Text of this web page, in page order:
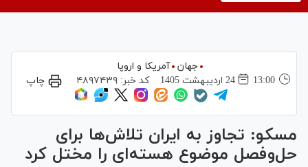
جهان
آمریکا و اروپا
13:00
24 ارديبهشت 1405 کد خبر: ۴۸۹۷۴۳۹ چاپ
مسکو: تجاوز به ایران تلاش‌ها برای
حل‌وفصل موضوع هسته‌ای را مختل کرد